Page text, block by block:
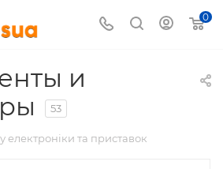
0
и
53
електроніки та приставок